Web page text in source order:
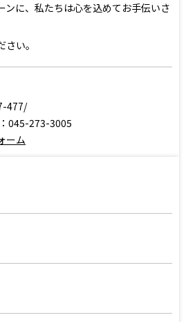
ンに、私たちは心を込めてお手伝いさ
い。
477/
045-273-3005
ーム